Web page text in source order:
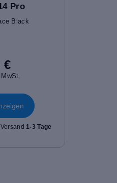
Pro
Black
€
1-3 Tage